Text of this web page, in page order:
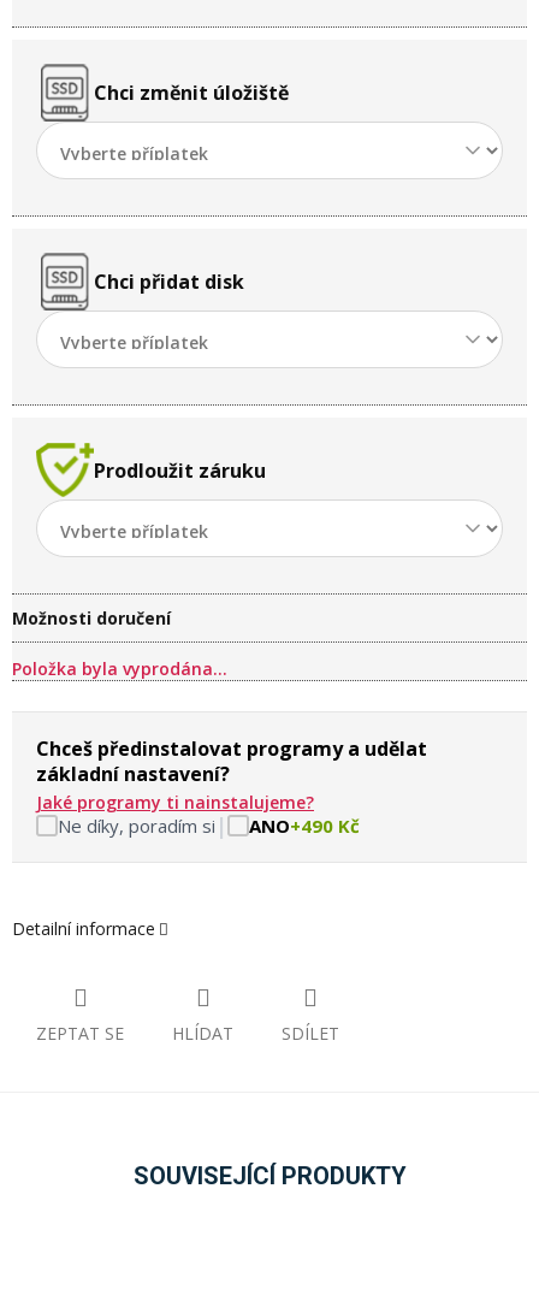
Chci změnit úložiště
Chci přidat disk
Prodloužit záruku
Chceš předinstalovat programy a udělat
základní nastavení?
Jaké programy ti nainstalujeme?
Ne díky, poradím si | ANO+490 Kč
Možnosti doručení
Položka byla vyprodána…
Detailní informace
ZEPTAT SE HLÍDAT SDÍLET
SOUVISEJÍCÍ PRODUKTY